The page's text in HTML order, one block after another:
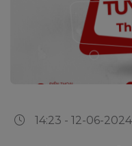
14:23 - 12-06-2024